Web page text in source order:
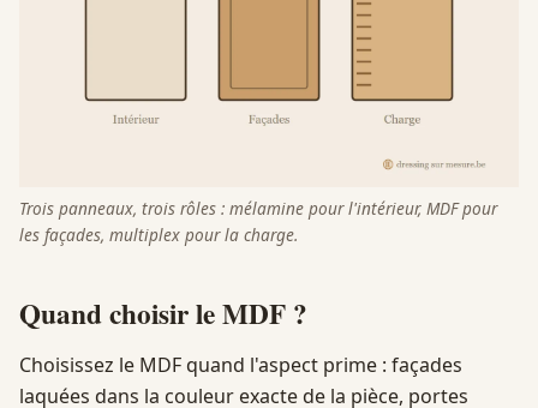
Trois panneaux, trois rôles : mélamine pour l'intérieur, MDF pour
les façades, multiplex pour la charge.
Quand choisir le MDF ?
Choisissez le MDF quand l'aspect prime : façades
laquées dans la couleur exacte de la pièce, portes